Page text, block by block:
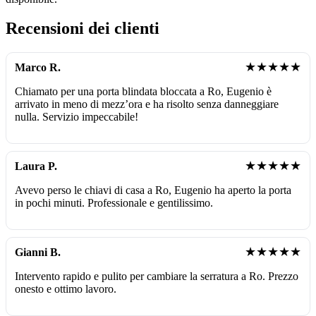
Recensioni dei clienti
Marco R. ★★★★★
Chiamato per una porta blindata bloccata a Ro, Eugenio è
arrivato in meno di mezz’ora e ha risolto senza danneggiare
nulla. Servizio impeccabile!
Laura P. ★★★★★
Avevo perso le chiavi di casa a Ro, Eugenio ha aperto la porta
in pochi minuti. Professionale e gentilissimo.
Gianni B. ★★★★★
Intervento rapido e pulito per cambiare la serratura a Ro. Prezzo
onesto e ottimo lavoro.